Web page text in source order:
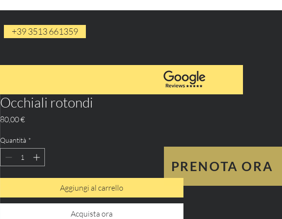
PRENOTA ORA
+39 3513 661359
Occhiali rotondi
80,00 €Prezzo
Quantità *
Aggiungi al carrello
Acquista ora